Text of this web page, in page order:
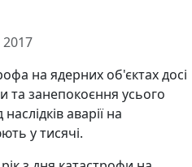
2017
на ядерних об'єктах досі
та занепокоєння усього
аварії на
у тисячі.